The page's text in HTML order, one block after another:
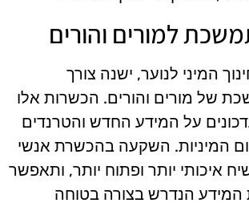
למורים והורים
המיני לנוער, ישנה צורך
של מורים והורים. הכשרות אלו
על המידע החדש והטרנדים
המיניות. השקעה בהכשרת אנשי
איכותי יותר ופתוח יותר, ותאפשר
המידע הנדרש בצורה בטוחה